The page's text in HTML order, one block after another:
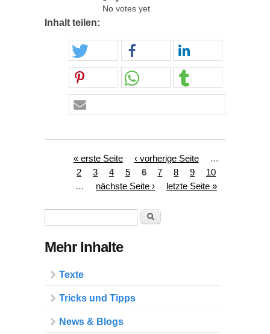
No votes yet
Inhalt teilen:
Seiten« erste Seite ‹ vorherige Seite
…
2
3 4 5 6 7 8 9
10
…
nächste Seite › letzte Seite »
Suche
Mehr Inhalte
Texte
Tricks und Tipps
News & Blogs